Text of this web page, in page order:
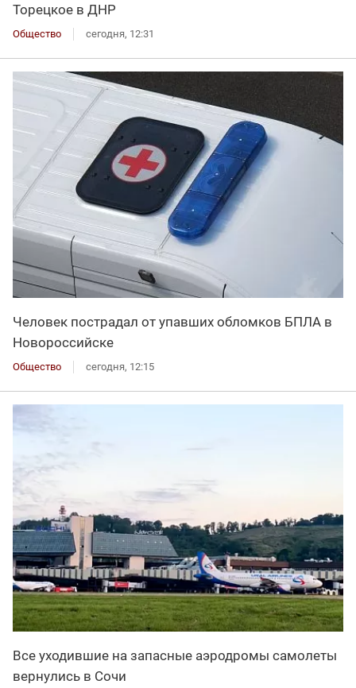
Торецкое в ДНР
Общество сегодня, 12:31
Человек пострадал от упавших обломков БПЛА в
Новороссийске
Общество сегодня, 12:15
Все уходившие на запасные аэродромы самолеты
вернулись в Сочи